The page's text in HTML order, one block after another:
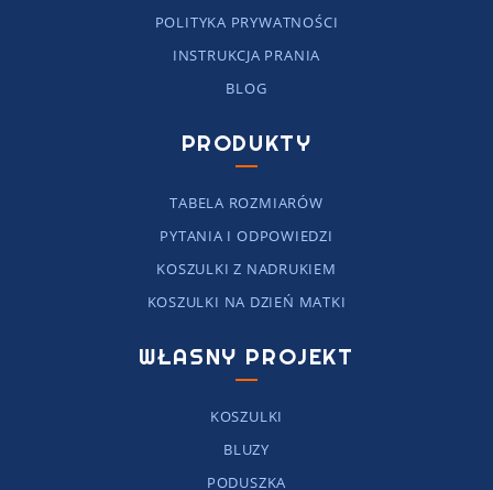
POLITYKA PRYWATNOŚCI
INSTRUKCJA PRANIA
BLOG
PRODUKTY
TABELA ROZMIARÓW
PYTANIA I ODPOWIEDZI
KOSZULKI Z NADRUKIEM
KOSZULKI NA DZIEŃ MATKI
WŁASNY PROJEKT
KOSZULKI
BLUZY
PODUSZKA